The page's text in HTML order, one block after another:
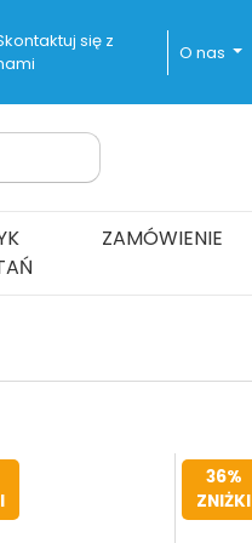
się z
O nas
ZAMÓWIENIE
36%
ZNIŻKI